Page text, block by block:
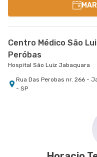
Centro Médico São
Peróbas
Hospital São Luiz Jabaquara
Rua Das Perobas nr. 266 -
- SP